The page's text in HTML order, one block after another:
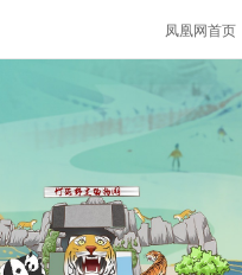
凤凰网首页